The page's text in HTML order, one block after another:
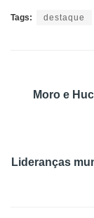
Tags: destaque
Moro e
Lideranças